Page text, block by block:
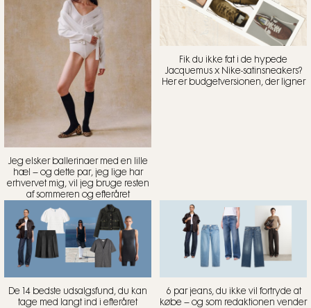
Jeg elsker ballerinaer med en lille
hæl – og dette par, jeg lige har
erhvervet mig, vil jeg bruge resten
af sommeren og efteråret
Fik du ikke fat i de hypede
Jacquemus x Nike-satinsneakers?
Her er budgetversionen, der ligner
De 14 bedste udsalgsfund, du kan
tage med langt ind i efteråret
6 par jeans, du ikke vil fortryde at
købe – og som redaktionen vender